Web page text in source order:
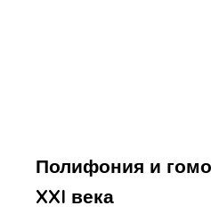
Полифония и
XXI века